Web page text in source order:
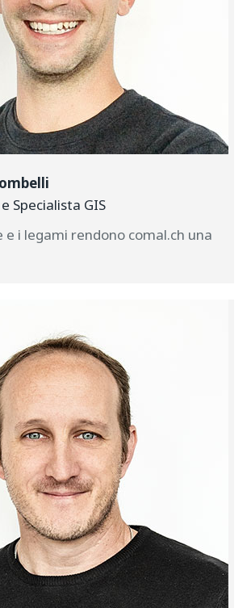
Specialista GIS
e i legami rendono comal.ch una